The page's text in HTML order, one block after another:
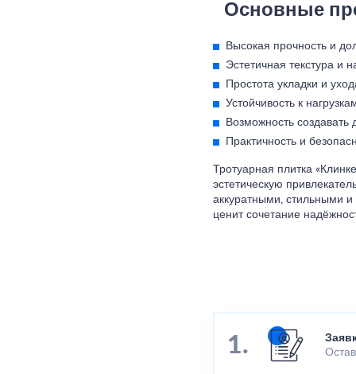
Основные
Высокая прочность и
Эстетичная текстура и
Простота укладки и
Устойчивость к
Возможность
Практичность и
Тротуарная плитка
эстетическую
аккуратными, стильными
ценит сочетание